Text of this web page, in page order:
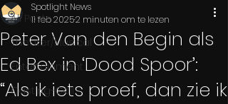
All Posts
Theater/Musical
Entertainment
Casting-Call
Peter Van den Begin als
Ed Bex in ‘Dood Spoor’:
“Als ik iets proef, dan zie ik
Spotlight News
11 feb 20252 minuten om te lezen